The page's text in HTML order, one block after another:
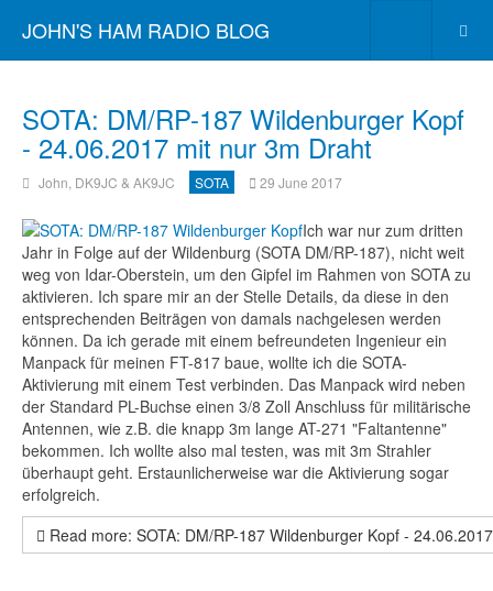
JOHN'S HAM RADIO BLOG
SOTA: DM/RP-187 Wildenburger Kopf
- 24.06.2017 mit nur 3m Draht
John, DK9JC & AK9JC SOTA 29 June 2017
Ich war nur zum dritten
Jahr in Folge auf der Wildenburg (SOTA DM/RP-187), nicht weit
weg von Idar-Oberstein, um den Gipfel im Rahmen von SOTA zu
aktivieren. Ich spare mir an der Stelle Details, da diese in den
entsprechenden Beiträgen von damals nachgelesen werden
können. Da ich gerade mit einem befreundeten Ingenieur ein
Manpack für meinen FT-817 baue, wollte ich die SOTA-
Aktivierung mit einem Test verbinden. Das Manpack wird neben
der Standard PL-Buchse einen 3/8 Zoll Anschluss für militärische
Antennen, wie z.B. die knapp 3m lange AT-271 "Faltantenne"
bekommen. Ich wollte also mal testen, was mit 3m Strahler
überhaupt geht. Erstaunlicherweise war die Aktivierung sogar
erfolgreich.
Read more: SOTA: DM/RP-187 Wildenburger Kopf -